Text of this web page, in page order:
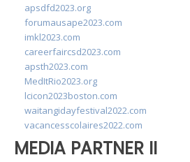
apsdfd2023.org
forumausape2023.com
imkl2023.com
careerfaircsd2023.com
apsth2023.com
MedItRio2023.org
lcicon2023boston.com
waitangidayfestival2022.com
vacancesscolaires2022.com
MEDIA PARTNER II